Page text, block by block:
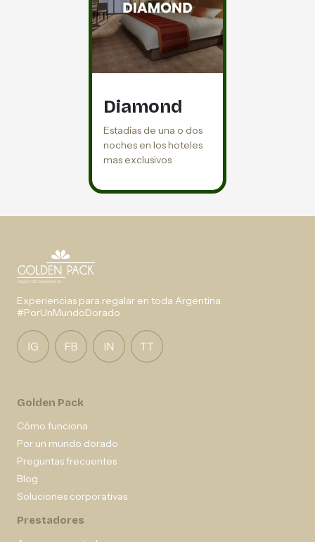
Diamond
Estadías de una o dos
noches en los hoteles
mas exclusivos
Experiencias para regalar en toda Argentina.
#PorUnMundoDorado
Golden Pack
Cómo funciona
Por un mundo dorado
Preguntas frecuentes
Blog
Soluciones corporativas
Prestadores